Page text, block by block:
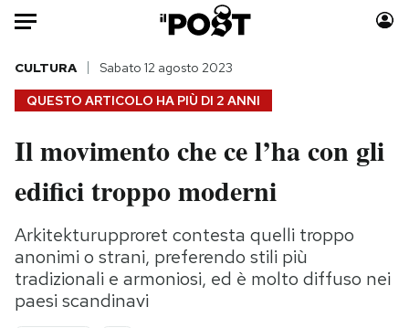
Auto
HOME
Italia
Politica
Tecnologia
Internet
Scienza
Cultura
Moda
Consumismi
Storie/Idee
Ok Boomer!
Media
QUESTO ARTICOLO HA PIÙ DI 2 ANNI
CULTURA Sabato 12 agosto 2023
Il movimento che ce l’ha con gli
edifici troppo moderni
Arkitekturupproret contesta quelli troppo
anonimi o strani, preferendo stili più
tradizionali e armoniosi, ed è molto diffuso nei
paesi scandinavi